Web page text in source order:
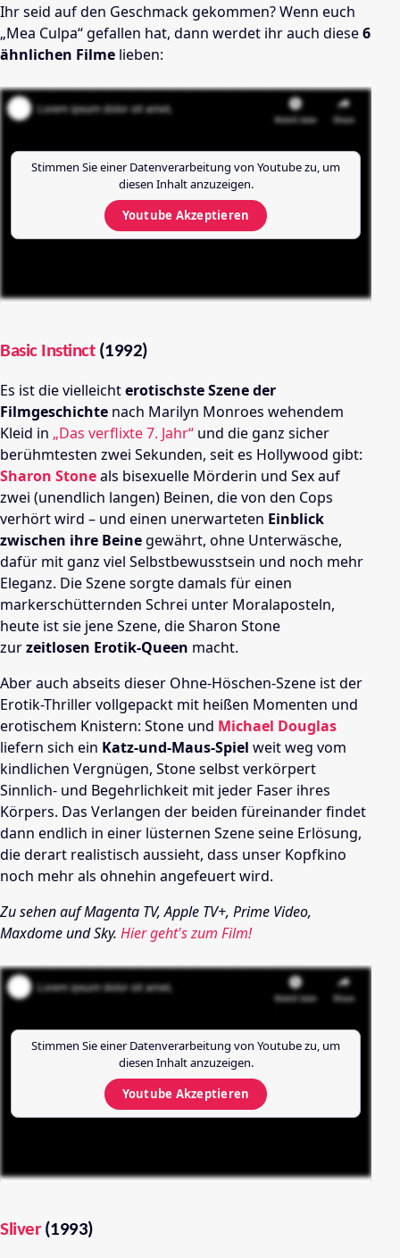
Ihr seid auf den Geschmack gekommen? Wenn euch
„Mea Culpa“ gefallen hat, dann werdet ihr auch diese6
ähnlichen Filme lieben:
Stimmen Sie einer Datenverarbeitung von Youtubezu, um
diesen Inhalt anzuzeigen.
Youtube Akzeptieren
Basic Instinct (1992)
Es ist die vielleichterotischste Szene der
Filmgeschichte nach Marilyn Monroes wehendem
Kleid in „Das verflixte 7. Jahr“ und die ganz sicher
berühmtesten zwei Sekunden, seit es Hollywood gibt:
Sharon Stoneals bisexuelle Mörderin und Sex auf
zwei (unendlich langen) Beinen, die von den Cops
verhört wird – und einen unerwarteten Einblick
zwischen ihre Beinegewährt, ohne Unterwäsche,
dafür mit ganz viel Selbstbewusstsein und noch mehr
Eleganz. Die Szene sorgte damals für einen
markerschütternden Schrei unter Moralaposteln,
heute ist sie jene Szene, die Sharon Stone
zurzeitlosen Erotik-Queen macht.
Aber auch abseits dieser Ohne-Höschen-Szene ist der
Erotik-Thriller vollgepackt mit heißen Momenten und
erotischem Knistern: Stone und Michael Douglas
liefern sich ein Katz-und-Maus-Spiel weit weg vom
kindlichen Vergnügen, Stone selbst verkörpert
Sinnlich- und Begehrlichkeit mit jeder Faser ihres
Körpers. Das Verlangen der beiden füreinander findet
dann endlich in einer lüsternen Szene seine Erlösung,
die derart realistisch aussieht, dass unser Kopfkino
noch mehr als ohnehin angefeuert wird.
Zu sehen auf Magenta TV, Apple TV+, Prime Video,
Maxdome und Sky. Hier geht's zum Film!
Stimmen Sie einer Datenverarbeitung von Youtubezu, um
diesen Inhalt anzuzeigen.
Youtube Akzeptieren
Sliver(1993)